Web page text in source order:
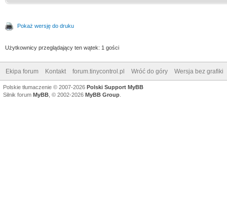
Pokaż wersję do druku
Użytkownicy przeglądający ten wątek: 1 gości
Ekipa forum Kontakt forum.tinycontrol.pl Wróć do góry Wersja bez grafiki
Polskie tłumaczenie © 2007-2026 Polski Support MyBB
Silnik forum MyBB , © 2002-2026 MyBB Group